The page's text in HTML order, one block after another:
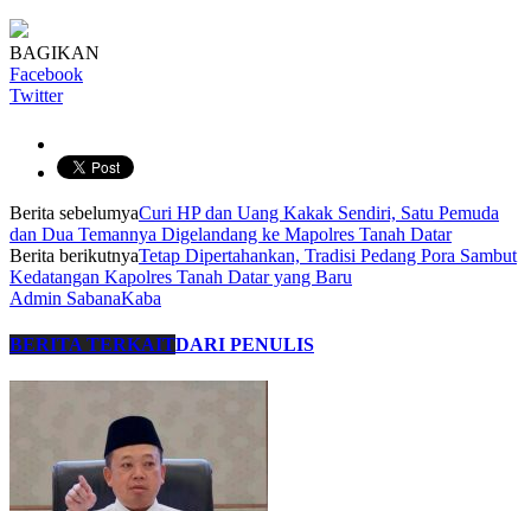
BAGIKAN
Facebook
Twitter
Berita sebelumyaCuri HP dan Uang Kakak Sendiri, Satu Pemuda
dan Dua Temannya Digelandang ke Mapolres Tanah Datar
Berita berikutnyaTetap Dipertahankan, Tradisi Pedang Pora Sambut
Kedatangan Kapolres Tanah Datar yang Baru
Admin SabanaKaba
BERITA TERKAITDARI PENULIS